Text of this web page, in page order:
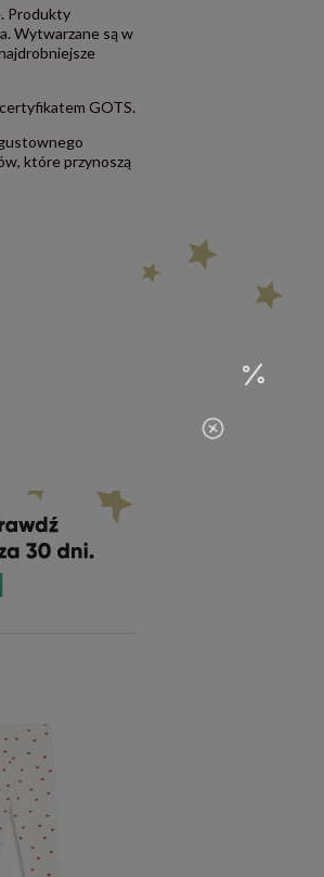
Produkty
Wytwarzane są w
GOTS.
które przynoszą